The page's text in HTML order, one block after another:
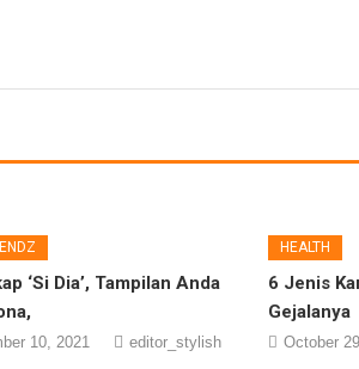
‘Si Dia’, Tampilan Anda
10, 2021 editor_stylish
HEALTH
6 Jenis
Gejalanya
October